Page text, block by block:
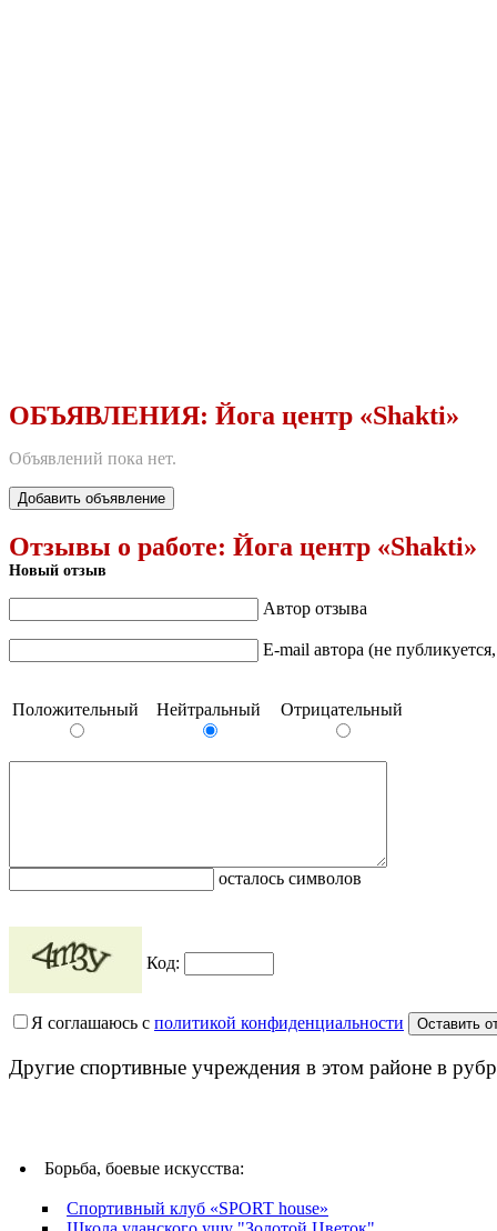
ОБЪЯВЛЕНИЯ: Йога центр «Shakti»
Объявлений пока нет.
Добавить объявление
Отзывы о работе: Йога центр «Shakti»
Новый отзыв
Автор отзыва
E-mail автора (не
Положительный Нейтральный Отрицательный
осталось символов
Код:
Я соглашаюсь с политикой конфиденциальности
Другие спортивные учреждения в этом районе в
Борьба, боевые искусства:
Спортивный клуб «SPORT house»